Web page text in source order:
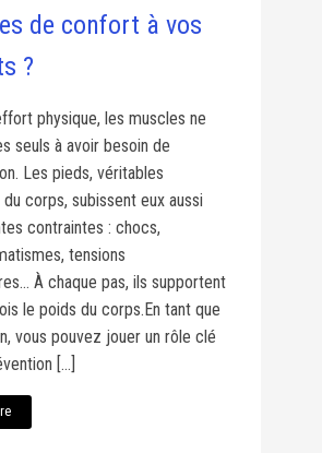
de confort à vos
?
physique, les muscles ne
seuls à avoir besoin de
Les pieds, véritables
corps, subissent eux aussi
contraintes : chocs,
tensions
À chaque pas, ils supportent
le poids du corps.En tant que
vous pouvez jouer un rôle clé
[…]